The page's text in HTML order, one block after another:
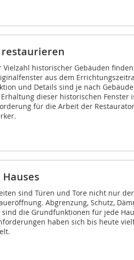
restaurieren
Vielzahl historischer Gebäuden
aus dem
und Details sind je nach
dieser historischen Fenster
für die Arbeit der
sind Türen und Tore nicht nur
Abgrenzung, Schutz,
sind die Grundfunktionen für jede
haben sich bis heute